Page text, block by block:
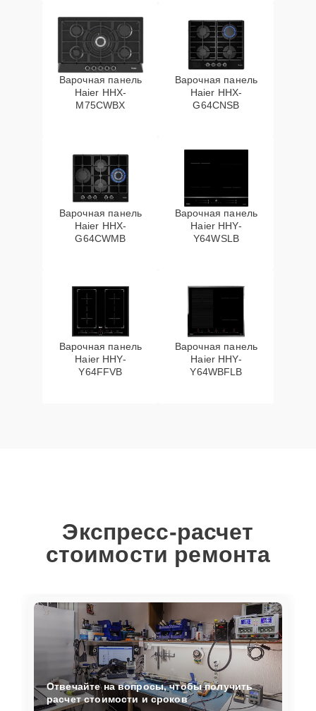
Варочная панель
Haier HHX-
M75CWBX
Варочная панель
Haier HHX-
G64CNSB
Варочная панель
Haier HHX-
G64CWMB
Варочная панель
Haier HHY-
Y64WSLB
Варочная панель
Haier HHY-
Y64FFVB
Варочная панель
Haier HHY-
Y64WBFLB
Экспресс-расчет
стоимости ремонта
Отвечайте на вопросы, чтобы получить
расчет стоимости и сроков